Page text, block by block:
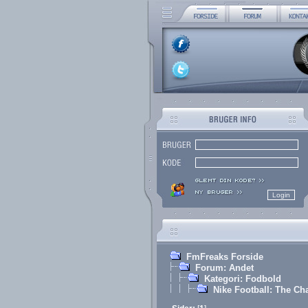
FmFreaks Forside
Forum: Andet
Kategori: Fodbold
Nike Football: The